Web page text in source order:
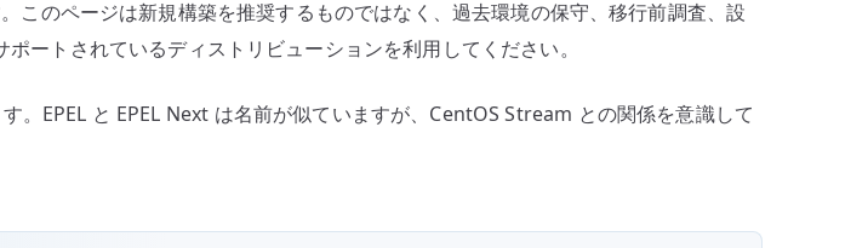
のページは新規構築を推奨するものではなく、過去環境の保守、移行前調査、設
ートされているディストリビューションを利用してください。
。EPEL と EPEL Next は名前が似ていますが、CentOS Stream との関係を意識して